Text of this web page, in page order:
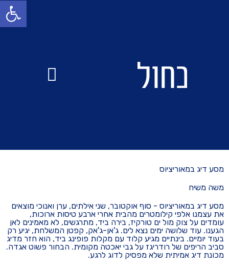
מסע דיג במאוריציוס
משה משיח
מסע דיג במאוריציוס - סוף אוקטובר, שני אילתים, ערן ואנוכי מוצאים
את עצמנו אלפי קילומטרים מהבית אחרי ארבע טיסות ארוכות,
עומדים על צוק מול ים טורקיז, בירה ביד, מתרגשים, לא מאמינים לאן
הגענו. עוד שלושה ימים נצא לים. ג'אן-ג'אק, קפטן המשלחת, יגיע רק
בעוד יומיים. בינתיים מגיע קלוד עם מקלות פופינג ביד, הוא חזר מדיג
סביב הריפים של רודריגז על גבי יאכטה מקומית. הבחור פשוט אגדה.
מכונת דיג אמיתית שלא מפסיק לדוג לרגע.
פתח